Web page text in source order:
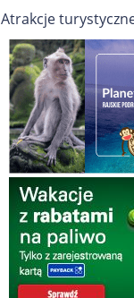
Atrakcje